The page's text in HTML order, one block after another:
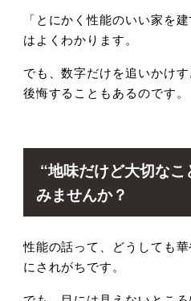
「とにかく性能のいい家を
はよくわかります。
でも、数字だけを追いかけ
後悔することもあるのです。
“地味だけど大切なこ
みませんか？
性能の話って、どうしても
にされがちです。